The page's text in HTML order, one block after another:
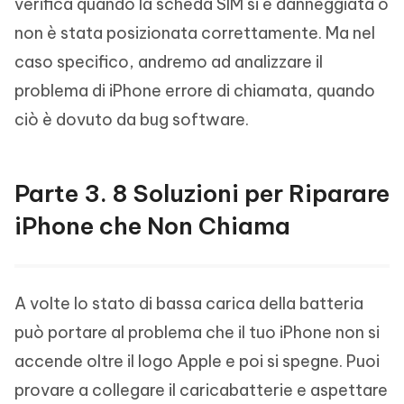
non è stata posizionata correttamente. Ma nel
caso specifico, andremo ad analizzare il
problema di iPhone errore di chiamata, quando
ciò è dovuto da bug software.
Parte 3. 8 Soluzioni per Riparare
iPhone che Non Chiama
A volte lo stato di bassa carica della batteria
può portare al problema che il tuo iPhone non si
accende oltre il logo Apple e poi si spegne. Puoi
provare a collegare il caricabatterie e aspettare